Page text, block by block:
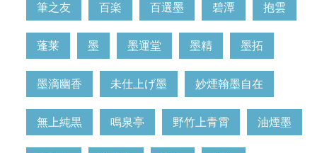
筆之友 百楽 百選墨 碧潭 抱雲
蓬莱 墨 墨運堂 墨精 墨拓
墨滴幽香 未仕上げ墨 妙煙翰墨自在
無上純黒 鳴泉亭 野竹上青霄 油煙墨